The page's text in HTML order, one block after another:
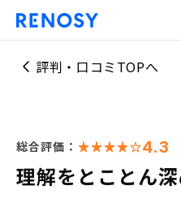
評判・口コミTOPへ
総合評価： 4.3
理解をとことん